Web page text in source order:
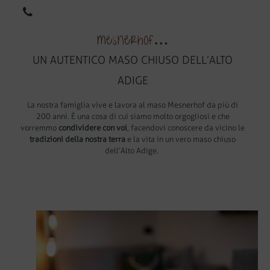
Mesnerhof…
UN AUTENTICO MASO CHIUSO DELL’ALTO
ADIGE
La nostra famiglia vive e lavora al maso Mesnerhof da più di
200 anni. È una cosa di cui siamo molto orgogliosi e che
vorremmo condividere con voi, facendovi conoscere da vicino le
tradizioni della nostra terra e la vita in un vero maso chiuso
dell’Alto Adige.